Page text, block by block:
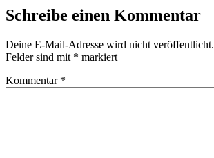
Schreibe einen Kommentar
Deine E-Mail-Adresse wird nicht veröffentlicht.
Felder sind mit * markiert
Kommentar *